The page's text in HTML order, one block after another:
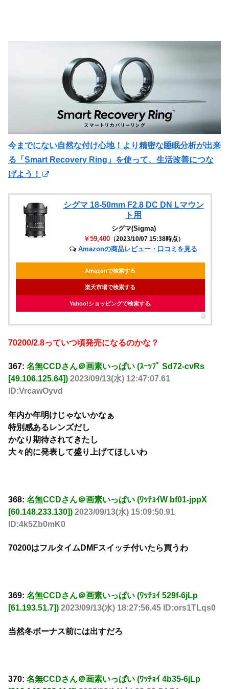
今までにない自然な付け心地！より精密な睡眠分析が出来
る「Smart Recovery Ring」を使って、生活改善につな
げよう！
シグマ 18-50mm F2.8 DC DN Lマウン
ト用
シグマ(Sigma)
￥59,400（2023/10/07 15:38時点）
Amazonの商品レビュー・口コミを見る
Amazonで検索する
楽天市場で検索する
Yahoo!ショッピングで検索する
70200/2.8っていつ頃発売になるのかな？
367: 名無CCDさん＠画素いっぱい (ｽｰｯﾌﾟ Sd72-cvRs
[49.106.125.64]) 2023/09/13(水) 12:47:07.61
ID:VrcawOyvd
年内か年明けじゃないかなぁ
特別感あるレンズだし
かなり期待されてきたし
大々的に発表して盛り上げてほしいわ
368: 名無CCDさん＠画素いっぱい (ﾜｯﾁｮｲW bf01-jppX
[60.148.233.130]) 2023/09/13(水) 15:09:50.91
ID:4k5Zb0mK0
70200はフルタイムDMFスイッチ付いたら買うわ
369: 名無CCDさん＠画素いっぱい (ﾜｯﾁｮｲ 529f-6jLp
[61.193.51.7]) 2023/09/13(水) 18:27:56.45 ID:ors1TLqs0
当然冬ボーナス前には出すだろ
370: 名無CCDさん＠画素いっぱい (ﾜｯﾁｮｲ 4b35-6jLp